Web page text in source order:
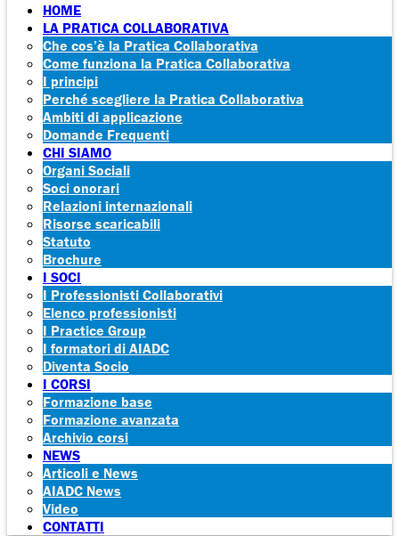
HOME
LA PRATICA COLLABORATIVA
Che cos’è la Pratica Collaborativa
Come funziona la Pratica Collaborativa
I principi
Perché scegliere la Pratica Collaborativa
Ambiti di applicazione
Domande Frequenti
CHI SIAMO
Organi Sociali
Soci onorari
Relazioni internazionali
Risorse scaricabili
Statuto
Brochure
I SOCI
I Professionisti Collaborativi
Elenco professionisti
I Practice Group
I formatori di AIADC
Diventa Socio
I CORSI
Formazione base
Formazione avanzata
Archivio corsi
NEWS
Articoli e News
AIADC News
Video
CONTATTI